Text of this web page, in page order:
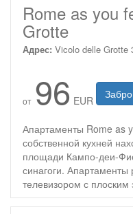
Rome as you
Grotte
Адрес: Vicolo delle Grotte
от 96 EUR
Апартаменты Rome as
собственной кухней
площади Кампо-деи-
синагоги.
телевизором с плоским